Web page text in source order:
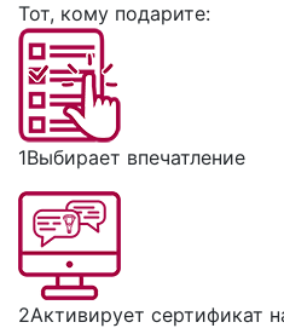
Тот, кому подарите:
1Выбирает впечатление
2Активирует сертификат